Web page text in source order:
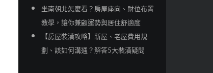
坐南朝北怎麼看？房屋座向、財位布置
教學，讓你兼顧運勢與居住舒適度
【房屋裝潢攻略】新屋、老屋費用規
劃、該如何溝通？解答5大裝潢疑問